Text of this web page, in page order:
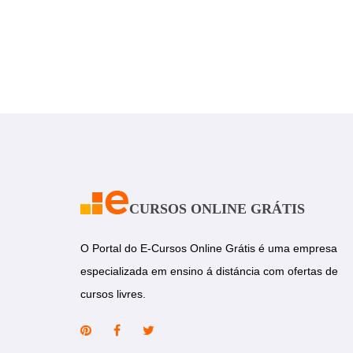
CURSOS ONLINE GRÁTIS
O Portal do E-Cursos Online Grátis é uma empresa
especializada em ensino á distáncia com ofertas de
cursos livres.